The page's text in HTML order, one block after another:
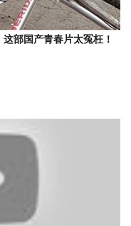
部国产青春片太冤枉！